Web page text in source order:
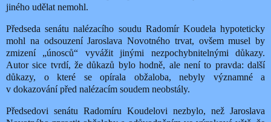
jiného udělat nemohl.
Předseda senátu nalézacího soudu Radomír Koudela hypoteticky
mohl na odsouzení Jaroslava Novotného trvat, ovšem musel by
zmizení „únosců“ vyvážit jinými nezpochybnitelnými důkazy.
Autor sice tvrdí, že důkazů bylo hodně, ale není to pravda: další
důkazy, o které se opírala obžaloba, nebyly významné a
v dokazování před nalézacím soudem neobstály.
Předsedovi senátu Radomíru Koudelovi nezbylo, než Jaroslava